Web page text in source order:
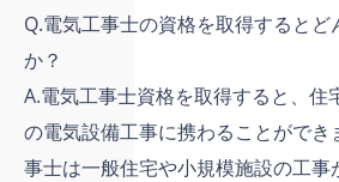
Q.電気工事士の資格を取得すると
か？
A.電気工事士資格を取得すると、住
の電気設備工事に携わることができ
事士は一般住宅や小規模施設の工事